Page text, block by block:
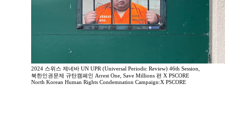
2024 스위스 제네바 UN UPR (Universal Periodic Review) 46th Session,
북한인권문제 규탄캠페인 Arrest One, Save Millions 편 X PSCORE
North Korean Human Rights Condemnation Campaign:X PSCORE